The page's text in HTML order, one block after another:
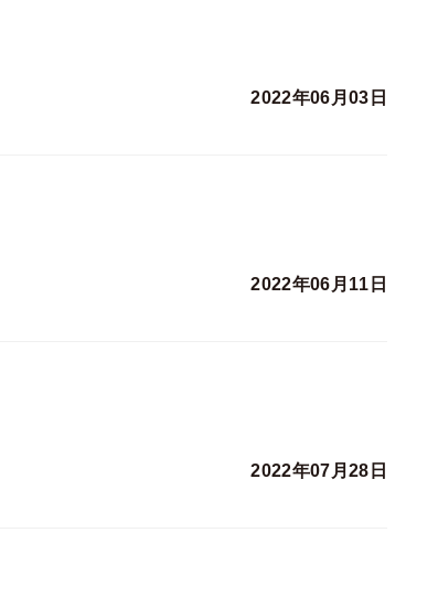
2022年06月03日
2022年06月11日
2022年07月28日